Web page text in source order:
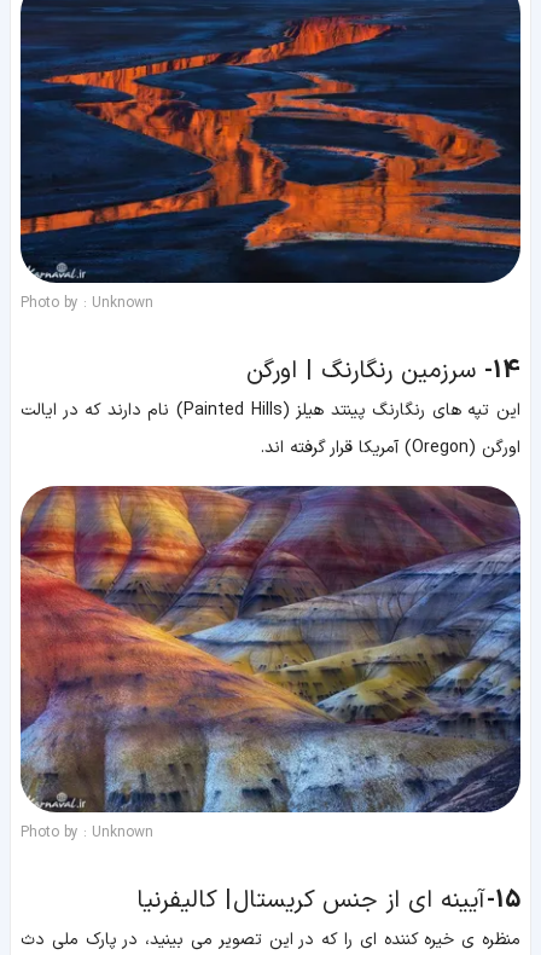
Photo by : Unknown
14- سرزمین رنگارنگ | اورگن
این تپه های رنگارنگ پینتد هیلز (Painted Hills) نام دارند که در ایالت
اورگن (Oregon) آمریکا قرار گرفته اند.
Photo by : Unknown
15- آیینه ای از جنس کریستال | کالیفرنیا
منظره ی خیره کننده ای را که در این تصویر می بینید، در پارک ملی دث